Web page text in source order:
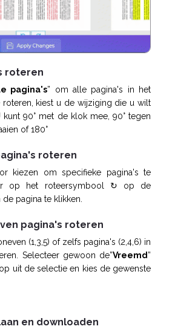
roteren
pagina's” om alle pagina's in het
kiest u de wijziging die u wilt
kunt 90° met de klok mee, 90° tegen
of 180°
roteren
kiezen om specifieke pagina's te
op het roteersymbool ↻ op de
de pagina te klikken.
pagina's roteren
(1,3,5) of zelfs pagina's (2,4,6) in
Selecteer gewoon de”Vreemd”
uit de selectie en kies de gewenste
en downloaden